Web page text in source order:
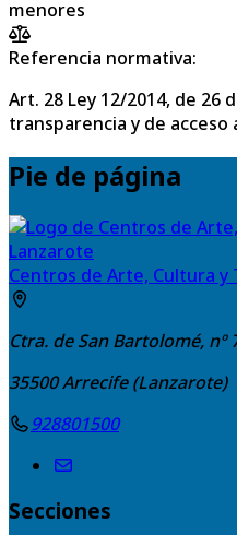
menores
Referencia normativa:
Art. 28 Ley 12/2014, de 26
transparencia y de
Pie de página
Centros de Arte, Cultura y
Ctra. de San Bartolomé, nº
35500Arrecife (Lanzarote)
928801500
Secciones